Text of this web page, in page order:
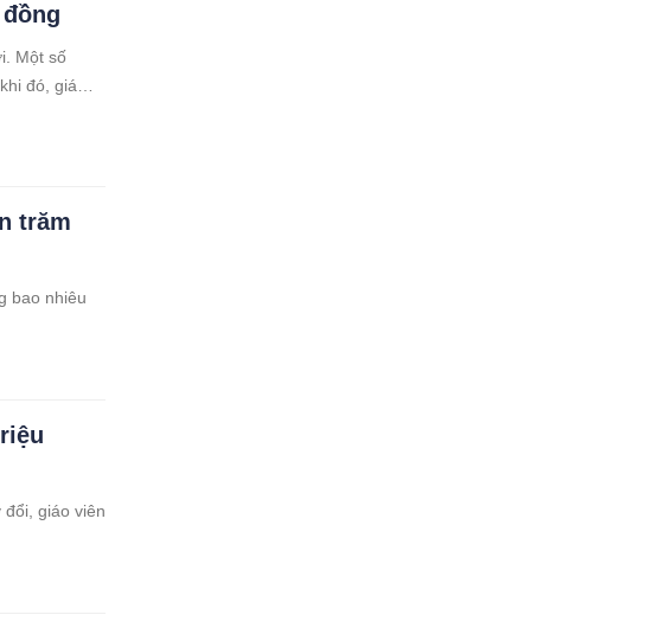
Một số
đó, giá
trăm
bao nhiêu
giáo viên